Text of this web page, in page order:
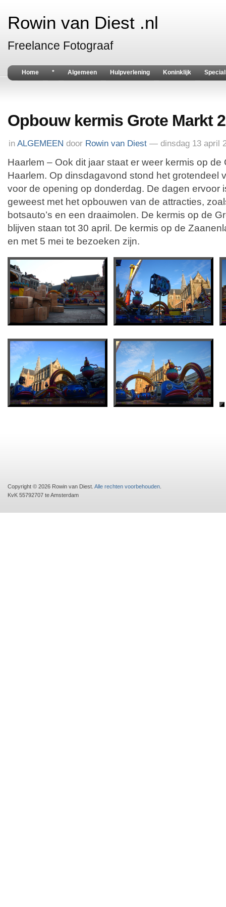
Rowin van Diest .nl
Freelance Fotograaf
Home * Algemeen Hulpverlening Koninklijk
Opbouw kermis Grote Markt
in ALGEMEEN door Rowin van Diest — dinsdag 13 april
Haarlem – Ook dit jaar staat er weer kermis op de
Haarlem. Op dinsdagavond stond het grotendeel
voor de opening op donderdag. De dagen ervoor
geweest met het opbouwen van de attracties,
botsauto’s en een draaimolen. De kermis op de
blijven staan tot 30 april. De kermis op de
en met 5 mei te bezoeken zijn.
Copyright © 2026 Rowin van Diest. Alle rechten voorbehouden
KvK 55792707 te Amsterdam